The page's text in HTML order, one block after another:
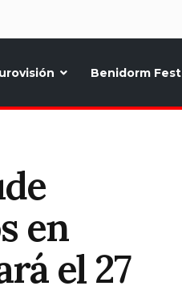
Benidorm Fest
en
el 27